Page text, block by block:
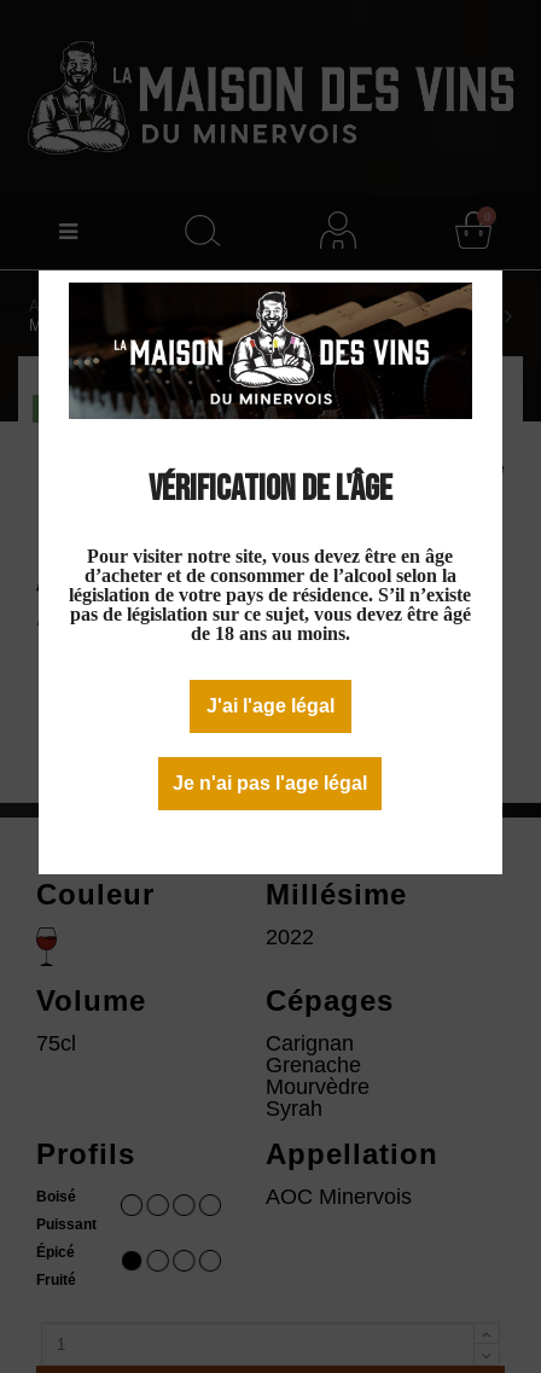
Vérification de l'âge
Pour visiter notre site, vous devez être en âge
d’acheter et de consommer de l’alcool selon la
législation de votre pays de résidence. S’il n’existe
pas de législation sur ce sujet, vous devez être âgé
de 18 ans au moins.
J'ai l'age légal
Je n'ai pas l'age légal
0
Accueil
Domaine de Tholomiès "La Chapelle" AOP
Minervois Rouge 2022
DISPO EN MAGASIN
Domaine de
AOP Minervois Rouge 2022
12,00 € En stock
Télécharger la fiche technique
Couleur Millésime
2022
Volume
75cl
Cépages
Carignan
Grenache
Mourvèdre
Syrah
Profils
Boisé
Puissant
Épicé
Fruité
Appellation
AOC Minervois